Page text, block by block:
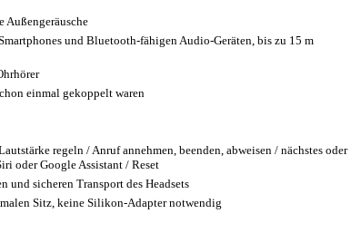
Außengeräusche
und Bluetooth-fähigen Audio-Geräten, bis zu 15 m
einmal gekoppelt waren
regeln / Anruf annehmen, beenden, abweisen / nächstes oder
oder Google Assistant / Reset
und sicheren Transport des Headsets
Sitz, keine Silikon-Adapter notwendig